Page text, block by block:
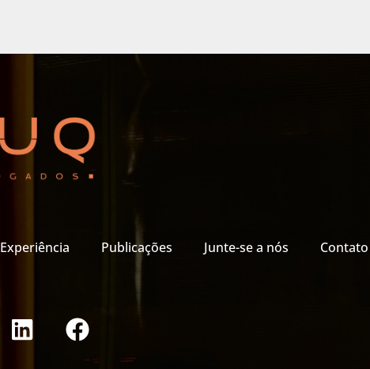
Experiência Publicações Junte-se a nós Contato